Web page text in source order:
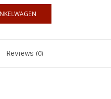
Reviews (0)